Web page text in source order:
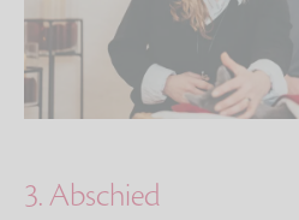
3. Abschied